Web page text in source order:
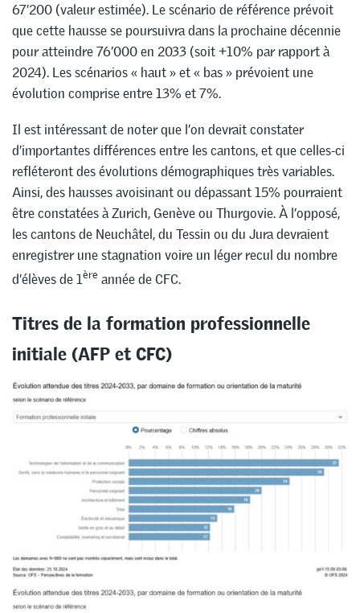
67’200 (valeur estimée). Le scénario de référence prévoit
que cette hausse se poursuivra dans la prochaine décennie
pour atteindre 76’000 en 2033 (soit +10% par rapport à
2024). Les scénarios « haut » et « bas » prévoient une
évolution comprise entre 13% et 7%.
Il est intéressant de noter que l’on devrait constater
d’importantes différences entre les cantons, et que celles-ci
refléteront des évolutions démographiques très variables.
Ainsi, des hausses avoisinant ou dépassant 15% pourraient
être constatées à Zurich, Genève ou Thurgovie. À l’opposé,
les cantons de Neuchâtel, du Tessin ou du Jura devraient
enregistrer une stagnation voire un léger recul du nombre
d’élèves de 1ère année de CFC.
Titres de la formation professionnelle
initiale (AFP et CFC)